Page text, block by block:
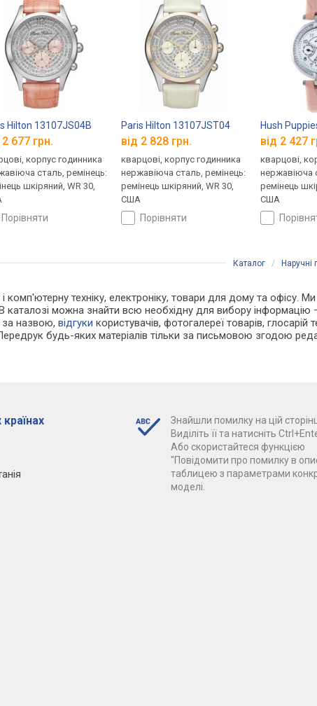
Hilton 13107JS04B
2 677 грн.
корпус годинника
сталь, ремінець:
шкіряний, WR 30,
порівняти
Paris Hilton 13107JST04
від 2 828 грн.
кварцові, корпус годинника
нержавіюча сталь, ремінець:
ремінець шкіряний, WR 30,
США
порівняти
Hush
від 2 427
кварцові,
нержавіюча
ремінець
США
Каталог / Наручні
і комп'ютерну техніку, електроніку, товари для дому та офісу.
каталозі можна знайти всю необхідну для вибору
за назвою,відгуки користувачів, фотогалереї товарів, глосарій
будь-яких матеріалів тільки за письмовою згодою
Знайшли помилку на цій
Виділіть її та натисніть
Або скористайтеся функцією
"Повідомити про помилку в
таблицею з параметрами
моделі.